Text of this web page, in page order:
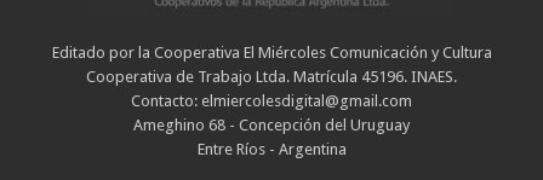
Editado por la Cooperativa El Miércoles Comunicación y Cultura
Cooperativa de Trabajo Ltda. Matrícula 45196. INAES.
Contacto: elmiercolesdigital@gmail.com
Ameghino 68 - Concepción del Uruguay
Entre Ríos - Argentina